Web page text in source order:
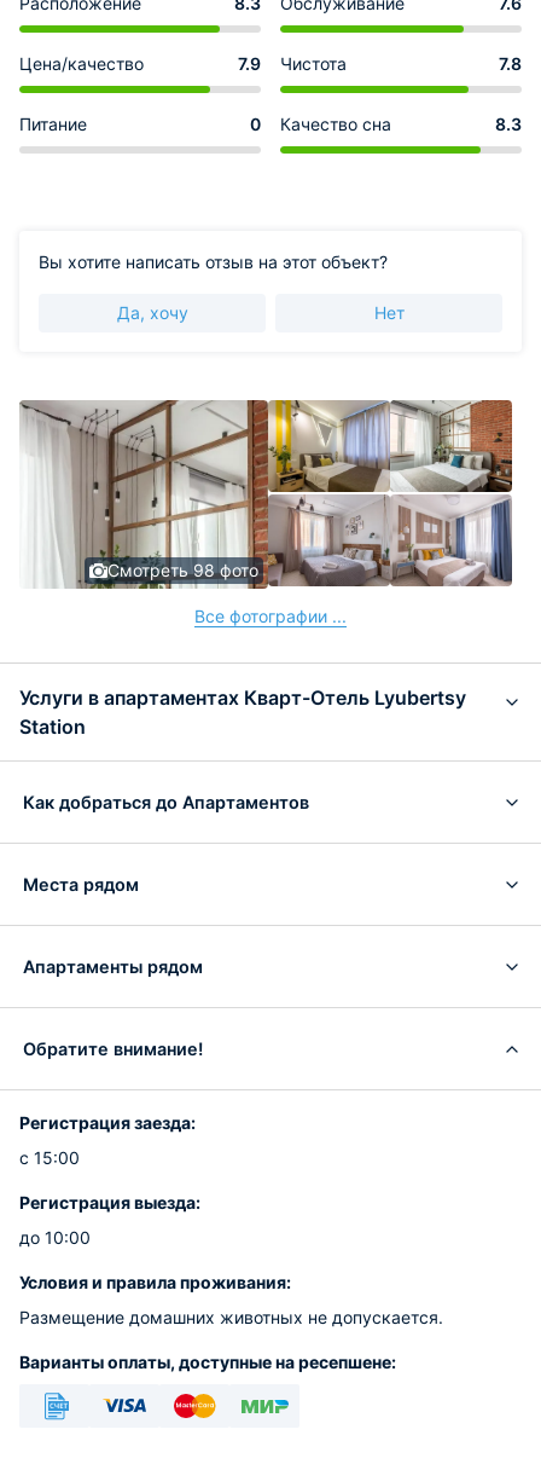
Цена/качество 7.9 Чистота 7.8
Питание 0 Качество сна 8.3
Вы хотите написать отзыв на этот объект?
Да, хочу Нет
Смотреть 98 фото
Все фотографии ...
Услуги в апартаментах Кварт-Отель Lyubertsy
Station
Как добраться до Апартаментов
Места рядом
Апартаменты рядом
Обратите внимание!
Регистрация заезда:
с 15:00
Регистрация выезда:
до 10:00
Условия и правила проживания:
Размещение домашних животных не допускается.
Варианты оплаты, доступные на ресепшене: